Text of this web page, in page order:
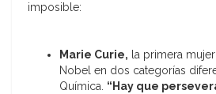
imposible:
Marie Curie, la primera
Nobel en dos categorías
Química. “Hay que